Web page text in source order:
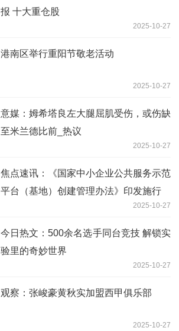
报 十大重仓股
2025-10-27
港南区举行重阳节敬老活动
2025-10-27
意媒：姆希塔良左大腿屈肌受伤，或伤缺
至米兰德比前_热议
2025-10-27
焦点速讯：《国家中小企业公共服务示范
平台（基地）创建管理办法》印发施行
2025-10-27
今日热文：500余名选手同台竞技 解锁实
验里的奇妙世界
2025-10-27
观察：张峻豪黄秋实加盟西甲俱乐部
2025-10-27